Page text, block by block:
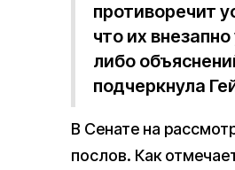
противоречит
что их
либо
подчеркнула
В Сенате на
послов. Как